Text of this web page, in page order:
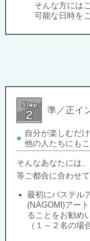
そんな方には
可能な日時を
準／正イ
自分が楽しむだ
他の人たちにも
そんなあなたには
等ご都合に合わせ
最初にパステル
(NAGOMI)アート
ることをお勧め
（１～２名の